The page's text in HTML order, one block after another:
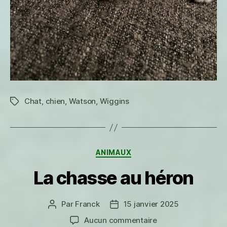
Étiquettes
Chat, chien, Watson, Wiggins
Catégories
ANIMAUX
La chasse au héron
Auteur
Par Franck
Date15 janvier 2025
Aucun commentairesur